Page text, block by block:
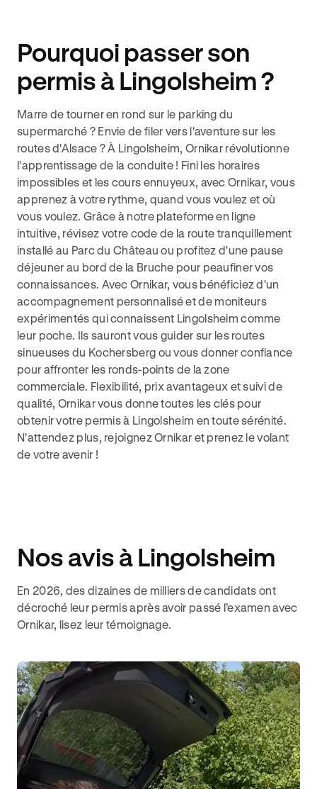
Pourquoi passer son
permis à Lingolsheim ?
Marre de tourner en rond sur le parking du
supermarché ? Envie de filer vers l'aventure sur les
routes d'Alsace ? À Lingolsheim, Ornikar révolutionne
l'apprentissage de la conduite ! Fini les horaires
impossibles et les cours ennuyeux, avec Ornikar, vous
apprenez à votre rythme, quand vous voulez et où
vous voulez. Grâce à notre plateforme en ligne
intuitive, révisez votre code de la route tranquillement
installé au Parc du Château ou profitez d'une pause
déjeuner au bord de la Bruche pour peaufiner vos
connaissances. Avec Ornikar, vous bénéficiez d'un
accompagnement personnalisé et de moniteurs
expérimentés qui connaissent Lingolsheim comme
leur poche. Ils sauront vous guider sur les routes
sinueuses du Kochersberg ou vous donner confiance
pour affronter les ronds-points de la zone
commerciale. Flexibilité, prix avantageux et suivi de
qualité, Ornikar vous donne toutes les clés pour
obtenir votre permis à Lingolsheim en toute sérénité.
N'attendez plus, rejoignez Ornikar et prenez le volant
de votre avenir !
Nos avis à Lingolsheim
En 2026, des dizaines de milliers de candidats ont
décroché leur permis après avoir passé l’examen avec
Ornikar, lisez leur témoignage.